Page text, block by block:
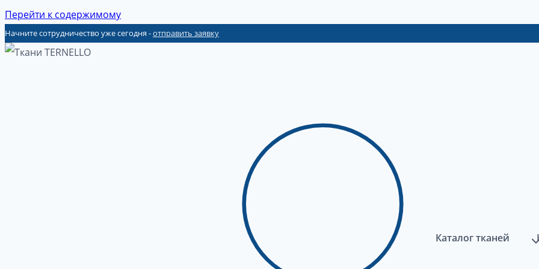
Перейти к содержимому
Начните сотрудничество уже сегодня -отправить заявку
Каталог тканей